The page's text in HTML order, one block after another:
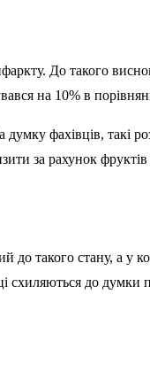
До такого
на 10% в
фахівців, такі
за рахунок фруктів
до такого стану, а
схиляються до